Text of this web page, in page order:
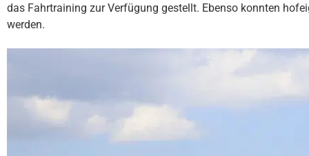
das Fahrtraining zur Verfügung gestellt. Ebenso konnten
werden.